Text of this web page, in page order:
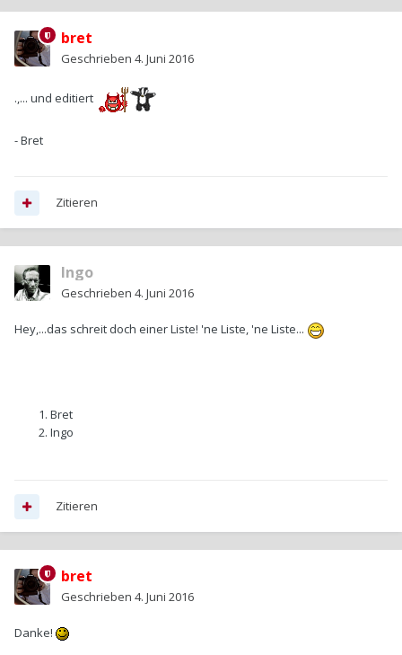
bret
Geschrieben 4. Juni 2016
.,... und editiert
- Bret
Zitieren
Ingo
Geschrieben 4. Juni 2016
Hey,...das schreit doch einer Liste! 'ne Liste, 'ne Liste...
Bret
Ingo
Zitieren
bret
Geschrieben 4. Juni 2016
Danke!